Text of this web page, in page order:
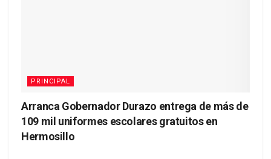
PRINCIPAL
Arranca Gobernador Durazo entrega de más de
109 mil uniformes escolares gratuitos en
Hermosillo